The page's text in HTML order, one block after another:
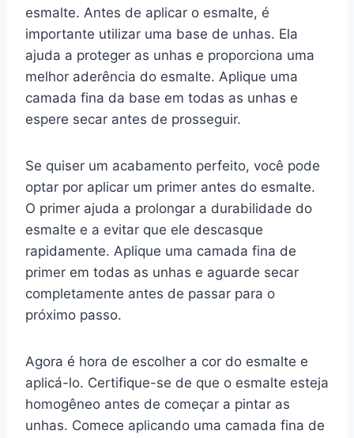
esmalte. Antes de aplicar o esmalte, é
importante utilizar uma base de unhas. Ela
ajuda a proteger as unhas e proporciona uma
melhor aderência do esmalte. Aplique uma
camada fina da base em todas as unhas e
espere secar antes de prosseguir.
Se quiser um acabamento perfeito, você pode
optar por aplicar um primer antes do esmalte.
O primer ajuda a prolongar a durabilidade do
esmalte e a evitar que ele descasque
rapidamente. Aplique uma camada fina de
primer em todas as unhas e aguarde secar
completamente antes de passar para o
próximo passo.
Agora é hora de escolher a cor do esmalte e
aplicá-lo. Certifique-se de que o esmalte esteja
homogêneo antes de começar a pintar as
unhas. Comece aplicando uma camada fina de